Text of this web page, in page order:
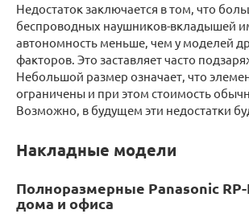
Недостаток заключается в том, что
беспроводных наушников-вкладышей
автономность меньше, чем у моделей
факторов. Это заставляет часто
Небольшой размер означает, что
ограничены и при этом стоимость
Возможно, в будущем эти недостатки
Накладные модели
Полноразмерные Panasonic RP-
дома и офиса